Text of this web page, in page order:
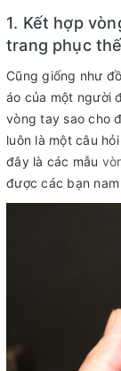
1. Kết hợp
trang phục
Cũng giống như
áo của một người
vòng tay sao cho
luôn là một câu
đây là các mẫu
được các bạn